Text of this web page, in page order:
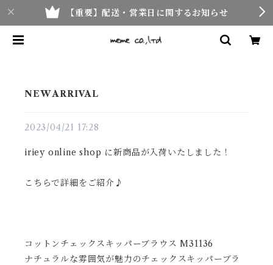
【重要】配送・営業日に関するお知らせ
NEW ARRIVAL
2023/04/21 17:28
iriey online shop に新商品が入荷いたしました！
こちらで詳細をご紹介♪
コットンチェックスキッパーブラウス M31136
ナチュラルな雰囲気が魅力のチェックスキッパーブラ